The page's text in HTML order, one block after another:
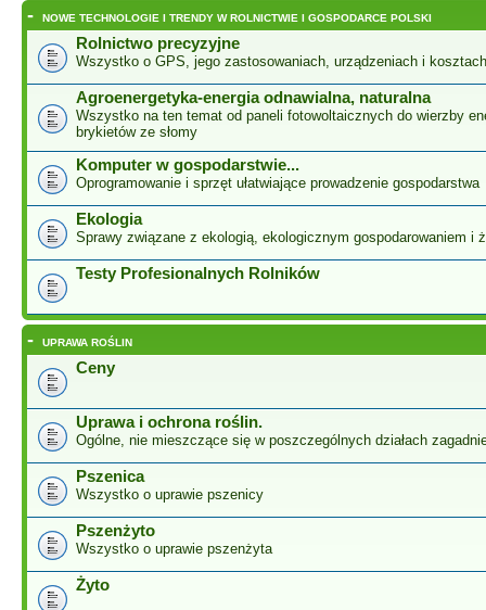
- NOWE TECHNOLOGIE I TRENDY W ROLNICTWIE I GOSPODARCE POLSKI
Rolnictwo precyzyjne
Wszystko o GPS, jego zastosowaniach, urządzeniach i kosztach
Agroenergetyka-energia odnawialna, naturalna
Wszystko na ten temat od paneli fotowoltaicznych do wierzby
brykietów ze słomy
Komputer w gospodarstwie...
Oprogramowanie i sprzęt ułatwiające prowadzenie gospodarstwa
Ekologia
Sprawy związane z ekologią, ekologicznym gospodarowaniem i
Testy Profesionalnych Rolników
- UPRAWA ROŚLIN
Ceny
Uprawa i ochrona roślin.
Ogólne, nie mieszczące się w poszczególnych działach
Pszenica
Wszystko o uprawie pszenicy
Pszenżyto
Wszystko o uprawie pszenżyta
Żyto